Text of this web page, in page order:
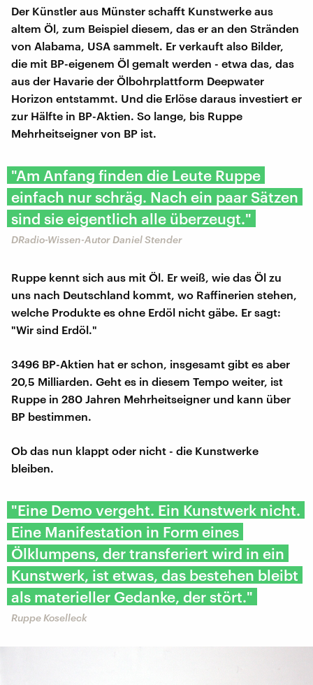
Der Künstler aus Münster schafft Kunstwerke aus
altem Öl, zum Beispiel diesem, das er an den Stränden
von Alabama, USA sammelt. Er verkauft also Bilder,
die mit BP-eigenem Öl gemalt werden - etwa das, das
aus der Havarie der Ölbohrplattform Deepwater
Horizon entstammt. Und die Erlöse daraus investiert er
zur Hälfte in BP-Aktien. So lange, bis Ruppe
Mehrheitseigner von BP ist.
"Am Anfang finden die Leute Ruppe
einfach nur schräg. Nach ein paar Sätzen
sind sie eigentlich alle überzeugt."
DRadio-Wissen-Autor Daniel Stender
Ruppe kennt sich aus mit Öl. Er weiß, wie das Öl zu
uns nach Deutschland kommt, wo Raffinerien stehen,
welche Produkte es ohne Erdöl nicht gäbe. Er sagt:
"Wir sind Erdöl."
3496 BP-Aktien hat er schon, insgesamt gibt es aber
20,5 Milliarden. Geht es in diesem Tempo weiter, ist
Ruppe in 280 Jahren Mehrheitseigner und kann über
BP bestimmen.
Ob das nun klappt oder nicht - die Kunstwerke
bleiben.
"Eine Demo vergeht. Ein Kunstwerk nicht.
Eine Manifestation in Form eines
Ölklumpens, der transferiert wird in ein
Kunstwerk, ist etwas, das bestehen bleibt
als materieller Gedanke, der stört."
Ruppe Koselleck